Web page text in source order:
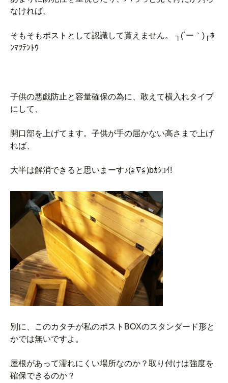
なければ、
そもそもポストとして認識して貰えません。 ┐(´ー｀)┌ﾎ
ﾝﾏﾂﾃﾝﾄｳ
子供の悪戯防止と容量確保の為に、敢えて横入れタイプ
にして、
開口部を上げてます。子供が手の届かない高さまで上げ
れば、
大半は解消できると思いまーす♪(≧∇≦)bｶｼｺｲ!
別に、このカタチが私のポストBOXのスタンダード形と
かでは無いですよ。
屋根があって濡れにくい場所なのか？取り付けは強度を
確保できるのか？